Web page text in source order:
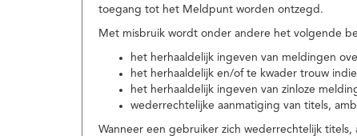
toegang tot het Meldpunt worden ontzegd.
Met misbruik wordt onder andere het volgende
het herhaaldelijk ingeven van meldingen
het herhaaldelijk en/of te kwader trouw
het herhaaldelijk ingeven van zinloze
wederrechtelijke aanmatiging van titels,
Wanneer een gebruiker zich wederrechtelijk